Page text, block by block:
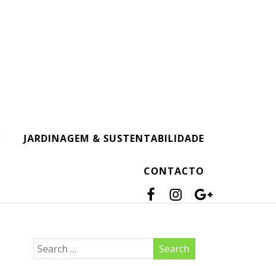
JARDINAGEM & SUSTENTABILIDADE
CONTACTO